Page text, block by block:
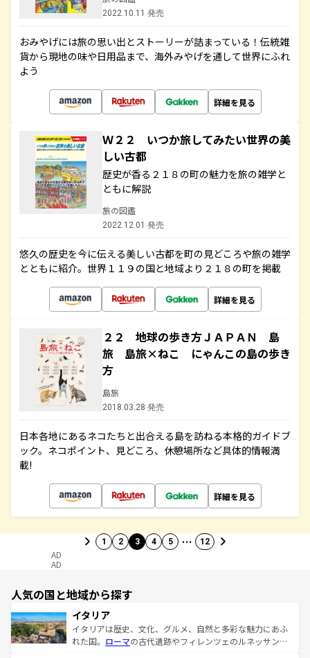
2022.10.11 発売
おみやげには旅の思い出とストーリーが詰まっている！伝統雑
貨から現地の味や日用品まで、海外みやげを通して世界にふれ
よう
詳細を見る
Ｗ２２ いつか旅してみたい世界の美
しい古都
歴史が香る２１８の町の魅力を旅の雑学と
ともに解説
旅の図鑑
2022.12.01 発売
悠久の歴史を今に伝える美しい古都を町の見どころや旅の雑学
とともに紹介。世界１１９の国と地域より２１８の町を掲載
詳細を見る
２２ 地球の歩き方ＪＡＰＡＮ 島
旅 島旅×ねこ にゃんこの島の歩き
方
島旅
2018.03.28 発売
日本各地にあるネコたちと出合える島を訪ねる本格的ガイドブ
ック。ネコポイント、見どころ、休憩場所など具体的情報満
載!
詳細を見る
1 2 3 4 5 … 12
AD
AD
人気の国と地域から探す
イタリア
イタリアは歴史、文化、グルメ、自然と多彩な魅力にあふ
れた国。 ローマの古代遺跡やフィレンツェのルネッサンス